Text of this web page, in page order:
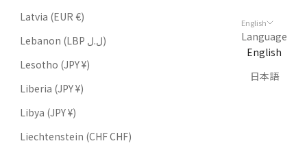
Latvia (EUR €)
Lebanon (LBP ل.ل)
Lesotho (JPY ¥)
Liberia (JPY ¥)
Libya (JPY ¥)
Liechtenstein (CHF CHF)
English
Language
English
日本語